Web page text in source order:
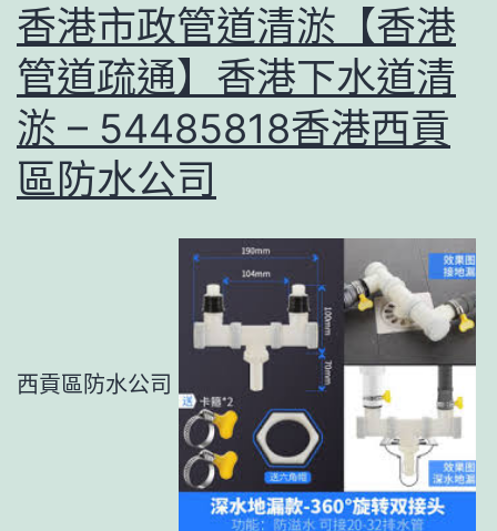
香港市政管道清淤【香港
管道疏通】香港下水道清
淤 – 54485818香港西貢
區防水公司
西貢區防水公司